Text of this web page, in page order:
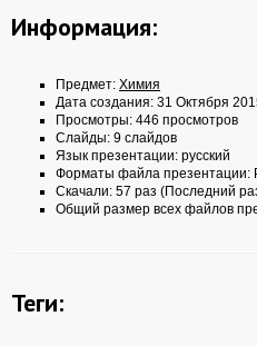
Информация:
Предмет: Химия
Дата создания: 31 Октября
Просмотры: 446 просмотров
Слайды: 9 слайдов
Язык презентации: русский
Форматы файла презентации:
Скачали: 57 раз (Последний
Общий размер всех файлов
Теги: